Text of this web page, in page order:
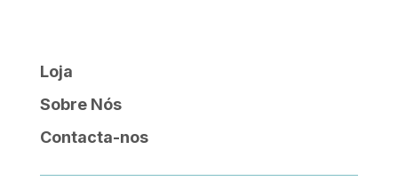
Loja
Sobre Nós
Contacta-nos